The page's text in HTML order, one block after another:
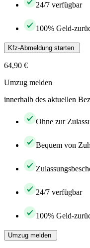
24/7 verfügbar
100% Geld-
Kfz-Abmeldung starten
64,90 €
Umzug melden
innerhalb des aktuellen
Ohne zur
Bequem von
24/7 verfügbar
100% Geld-
Umzug melden